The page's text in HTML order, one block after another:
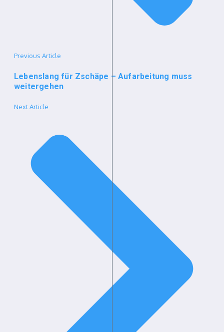
Previous Article
Lebenslang für Zschäpe – Aufarbeitung muss
weitergehen
Next Article